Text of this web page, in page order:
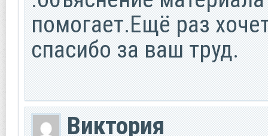
помогает.Ещё раз
спасибо за ваш труд.
Виктория